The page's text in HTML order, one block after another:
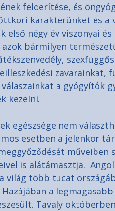
felderítése, és
karakterünket és a
négy év viszonyai és
bármilyen
zavarainkat,
a gyógyítók
kezelni.
egészsége nem
esetben a jelenkor
műveiben
is alátámasztja.
világ több tucat
a
Tavaly